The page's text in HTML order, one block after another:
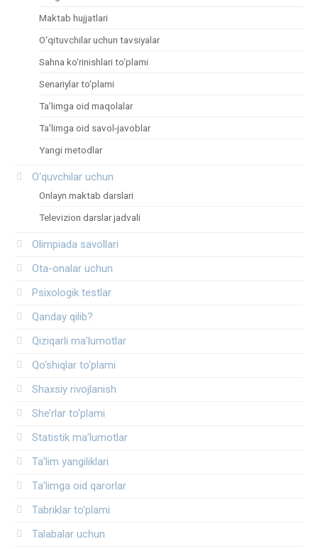
Maktab hujjatlari
O‘qituvchilar uchun tavsiyalar
Sahna ko‘rinishlari to‘plami
Senariylar to‘plami
Ta’limga oid maqolalar
Ta’limga oid savol-javoblar
Yangi metodlar
O‘quvchilar uchun
Onlayn maktab darslari
Televizion darslar jadvali
Olimpiada savollari
Ota-onalar uchun
Psixologik testlar
Qanday qilib?
Qiziqarli ma’lumotlar
Qo‘shiqlar to‘plami
Shaxsiy rivojlanish
She’rlar to‘plami
Statistik ma’lumotlar
Ta’lim yangiliklari
Ta’limga oid qarorlar
Tabriklar to'plami
Talabalar uchun